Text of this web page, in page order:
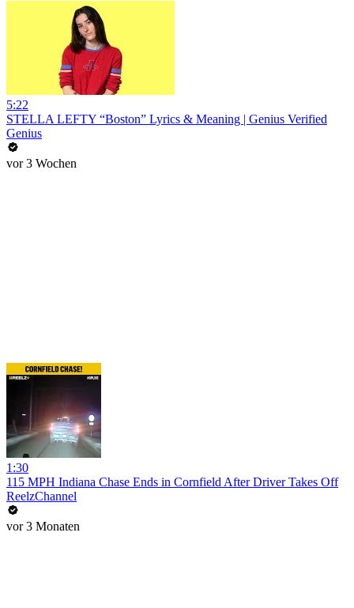
5:22
STELLA LEFTY “Boston” Lyrics & Meaning | Genius Verified
Genius
vor 3 Wochen
1:30
115 MPH Indiana Chase Ends in Cornfield After Driver Takes Off
ReelzChannel
vor 3 Monaten